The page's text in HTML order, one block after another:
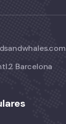
Barcelona